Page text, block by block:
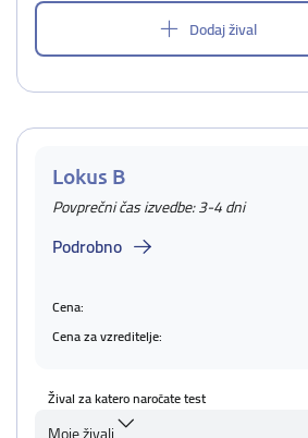
Dodaj žival
Lokus B
Povprečni čas izvedbe: 3-4 dni
Podrobno
Cena:
Cena za vzreditelje:
Žival za katero naročate test